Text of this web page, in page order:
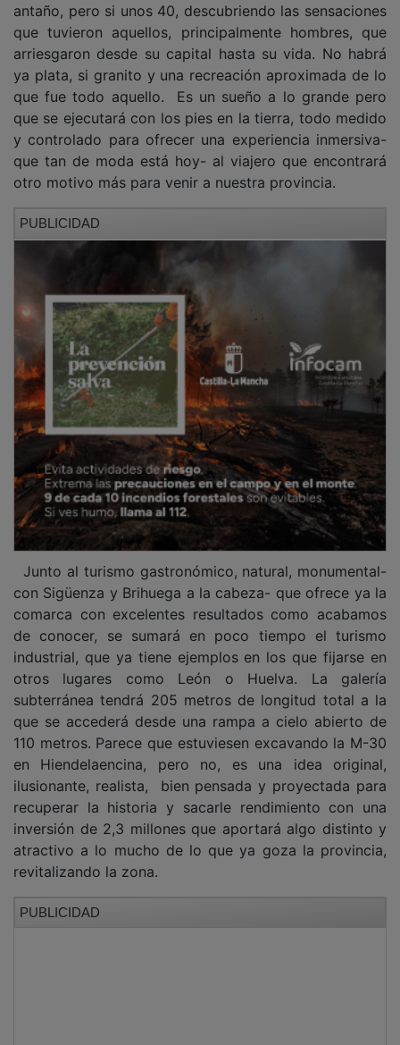
antaño, pero si unos 40, descubriendo las sensaciones
que tuvieron aquellos, principalmente hombres, que
arriesgaron desde su capital hasta su vida. No habrá
ya plata, si granito y una recreación aproximada de lo
que fue todo aquello. Es un sueño a lo grande pero
que se ejecutará con los pies en la tierra, todo medido
y controlado para ofrecer una experiencia inmersiva-
que tan de moda está hoy- al viajero que encontrará
otro motivo más para venir a nuestra provincia.
PUBLICIDAD
Junto al turismo gastronómico, natural, monumental-
con Sigüenza y Brihuega a la cabeza- que ofrece ya la
comarca con excelentes resultados como acabamos
de conocer, se sumará en poco tiempo el turismo
industrial, que ya tiene ejemplos en los que fijarse en
otros lugares como León o Huelva. La galería
subterránea tendrá 205 metros de longitud total a la
que se accederá desde una rampa a cielo abierto de
110 metros. Parece que estuviesen excavando la M-30
en Hiendelaencina, pero no, es una idea original,
ilusionante, realista, bien pensada y proyectada para
recuperar la historia y sacarle rendimiento con una
inversión de 2,3 millones que aportará algo distinto y
atractivo a lo mucho de lo que ya goza la provincia,
revitalizando la zona.
PUBLICIDAD